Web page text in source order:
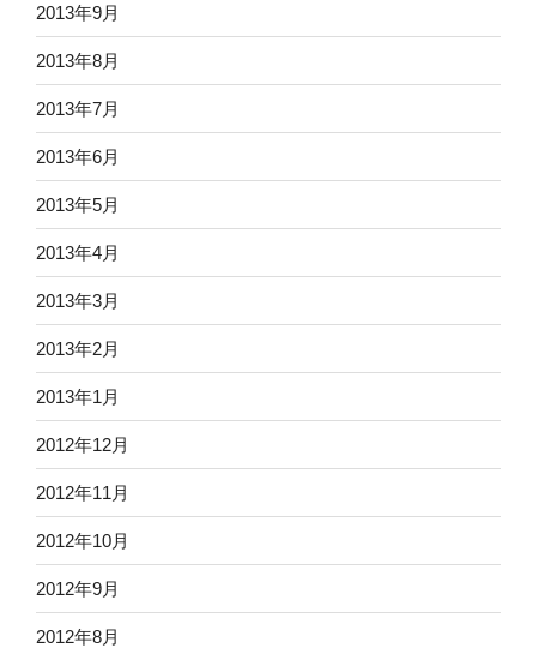
2013年9月
2013年8月
2013年7月
2013年6月
2013年5月
2013年4月
2013年3月
2013年2月
2013年1月
2012年12月
2012年11月
2012年10月
2012年9月
2012年8月